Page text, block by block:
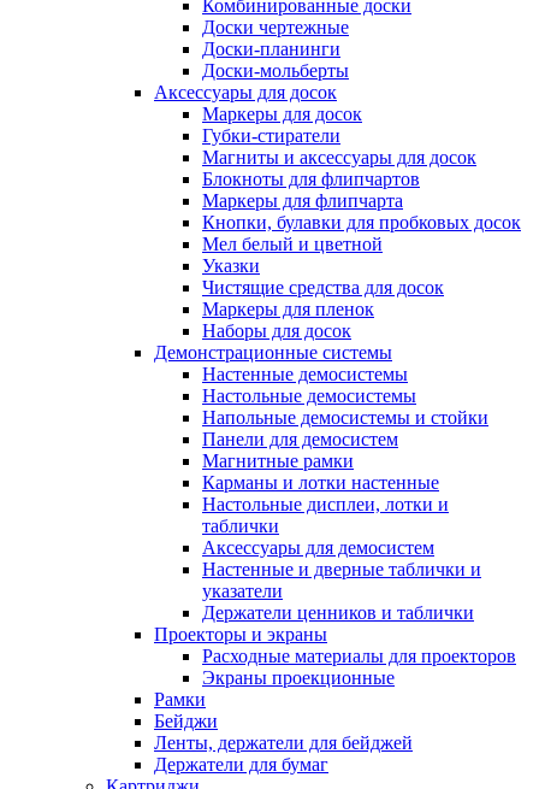
Комбинированные доски
Доски чертежные
Доски-планинги
Доски-мольберты
Аксессуары для досок
Маркеры для досок
Губки-стиратели
Магниты и аксессуары для досок
Блокноты для флипчартов
Маркеры для флипчарта
Кнопки, булавки для пробковых досок
Мел белый и цветной
Указки
Чистящие средства для досок
Маркеры для пленок
Наборы для досок
Демонстрационные системы
Настенные демосистемы
Настольные демосистемы
Напольные демосистемы и стойки
Панели для демосистем
Магнитные рамки
Карманы и лотки настенные
Настольные дисплеи, лотки и
таблички
Аксессуары для демосистем
Настенные и дверные таблички и
указатели
Держатели ценников и таблички
Проекторы и экраны
Расходные материалы для проекторов
Экраны проекционные
Рамки
Бейджи
Ленты, держатели для бейджей
Держатели для бумаг